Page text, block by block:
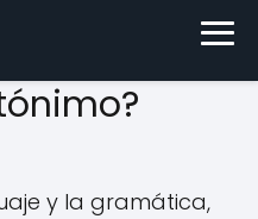
y la gramática,